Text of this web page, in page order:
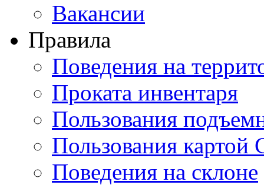
Вакансии
Правила
Поведения на
Проката инвентаря
Пользования
Пользования картой
Поведения на склоне